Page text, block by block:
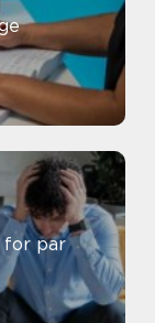
for par